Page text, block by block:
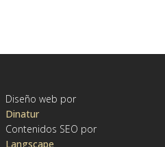
Diseño web por
Dinatur
Contenidos SEO por
Langscape